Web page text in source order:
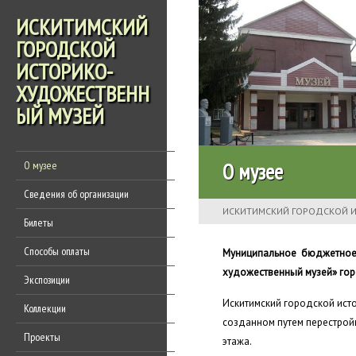
ИСКИТИМСКИЙ
ГОРОДСКОЙ
ИСТОРИКО-
ХУДОЖЕСТВЕНН
ЫЙ МУЗЕЙ
О музее
Сведения об организации
Билеты
Способы оплаты
Экспозиции
Коллекции
Проекты
О музее
ИСКИТИМСКИЙ ГОРОДСКОЙ
Муниципальное
художественный музей»
Искитимский городской
созданном путем
этажа.